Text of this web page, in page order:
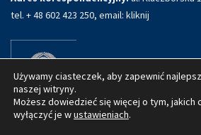
tel. + 48 602 423 250, email: kliknij
Używamy ciasteczek, aby zapewnić
naszej witryny.
Możesz dowiedzieć się więcej o tym, jakich
wyłączyć je wustawieniach.